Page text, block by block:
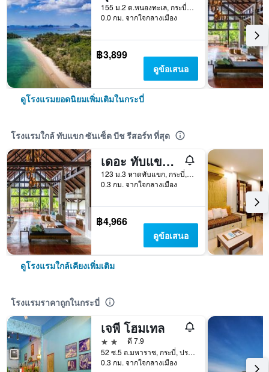
155 ม.2 ต.หนองทะเล, กระบี่, ประเทศไทย
0.0 กม. จากใจกลางเมือง
฿3,899
ดูข้อเสนอ
ดูโรงแรมยอดนิยมเพิ่มเติมในกระบี่
โรงแรมใกล้ ทับแขก ซันเซ็ต บีช รีสอร์ท ที่สุด
เดอะ ทับแขก กระบี่ บูทีค รีสอร์ท
123 ม.3 หาดทับแขก, กระบี่, ประเทศไทย
0.3 กม. จากใจกลางเมือง
฿4,966
ดูข้อเสนอ
ดูโรงแรมใกล้เคียงเพิ่มเติม
โรงแรมราคาถูกในกระบี่
เจพี โฮมเทล
2 ดาว
ดี 7.9
52 ซ.5 ถ.มหาราช, กระบี่, ประเทศไทย
0.3 กม. จากใจกลางเมือง